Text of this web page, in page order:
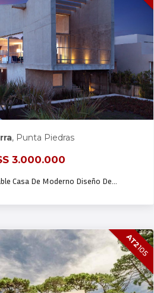
EN VENTA
, Punta Piedras
3.000.000
Casa De Moderno Diseño De…
AT2
105